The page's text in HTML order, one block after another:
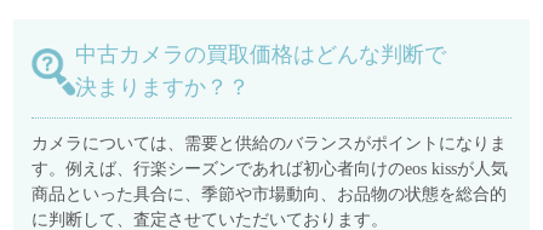
中古カメラの買取価格はどんな判断で
決まりますか？？
カメラについては、需要と供給のバランスがポイントになりま
す。例えば、行楽シーズンであれば初心者向けのeos kissが人気
商品といった具合に、季節や市場動向、お品物の状態を総合的
に判断して、査定させていただいております。